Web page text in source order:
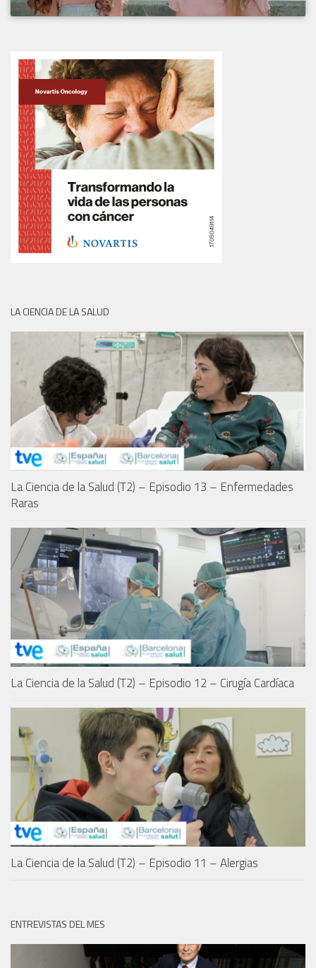
LA CIENCIA DE LA SALUD
La Ciencia de la Salud (T2) – Episodio 13 – Enfermedades
Raras
La Ciencia de la Salud (T2) – Episodio 12 – Cirugía Cardíaca
La Ciencia de la Salud (T2) – Episodio 11 – Alergias
ENTREVISTAS DEL MES